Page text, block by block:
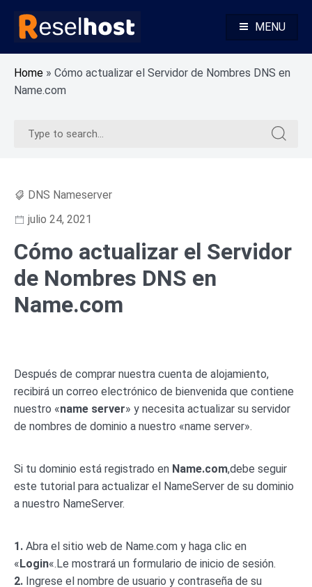
content
Reselhost
Base de Conocimientos Reseller Hosting
MENU
Home » Cómo actualizar el Servidor de Nombres DNS en
Name.com
Search
Search
for:
DNS Nameserver
julio 24, 2021
Cómo actualizar el Servidor
de Nombres DNS en
Name.com
Después de comprar nuestra cuenta de alojamiento,
recibirá un correo electrónico de bienvenida que contiene
nuestro «name server» y necesita actualizar su servidor
de nombres de dominio a nuestro «name server».
Si tu dominio está registrado en Name.com,debe seguir
este tutorial para actualizar el NameServer de su dominio
a nuestro NameServer.
1. Abra el sitio web de Name.com y haga clic en
«Login«.Le mostrará un formulario de inicio de sesión.
2. Ingrese el nombre de usuario y contraseña de su